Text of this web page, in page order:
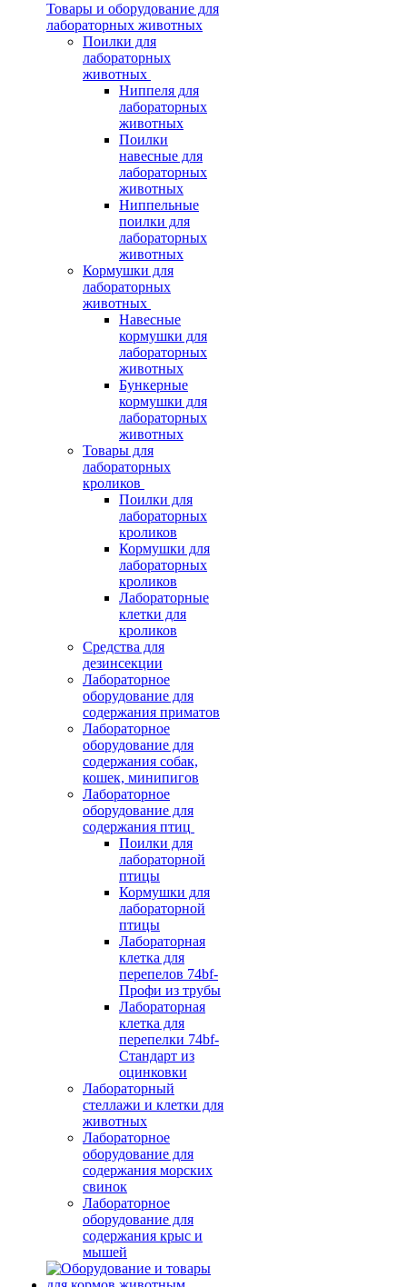
Товары и оборудование для
лабораторных животных
Поилки для
лабораторных
животных
Ниппеля для
лабораторных
животных
Поилки
навесные для
лабораторных
животных
Ниппельные
поилки для
лабораторных
животных
Кормушки для
лабораторных
животных
Навесные
кормушки для
лабораторных
животных
Бункерные
кормушки для
лабораторных
животных
Товары для
лабораторных
кроликов
Поилки для
лабораторных
кроликов
Кормушки для
лабораторных
кроликов
Лабораторные
клетки для
кроликов
Средства для
дезинсекции
Лабораторное
оборудование для
содержания приматов
Лабораторное
оборудование для
содержания собак,
кошек, минипигов
Лабораторное
оборудование для
содержания птиц
Поилки для
лабораторной
птицы
Кормушки для
лабораторной
птицы
Лабораторная
клетка для
перепелов 74bf-
Профи из трубы
Лабораторная
клетка для
перепелки 74bf-
Стандарт из
оцинковки
Лабораторный
стеллажи и клетки для
животных
Лабораторное
оборудование для
содержания морских
свинок
Лабораторное
оборудование для
содержания крыс и
мышей